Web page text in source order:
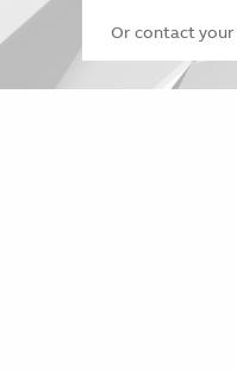
Or contact your